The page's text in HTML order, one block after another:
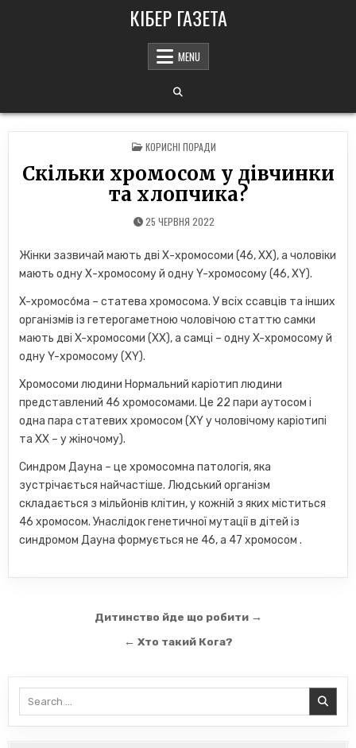
КІБЕР ГАЗЕТА
MENU
POSTED
IN
КОРИСНІ ПОРАДИ
Скільки хромосом у дівчинки
та хлопчика?
25 ЧЕРВНЯ 2022
Жінки зазвичай мають дві Х-хромосоми (46, XX), а чоловіки
мають одну Х-хромосому й одну Y-хромосому (46, XY).
X-хромосо́ма – статева хромосома. У всіх ссавців та інших
організмів із гетерогаметною чоловічою статтю самки
мають дві X-хромосоми (XX), а самці – одну X-хромосому й
одну Y-хромосому (XY).
Хромосоми людини Нормальний каріотип людини
представлений 46 хромосомами. Це 22 пари аутосом і
одна пара статевих хромосом (XY у чоловічому каріотипі
та XX – у жіночому).
Синдром Дауна – це хромосомна патологія, яка
зустрічається найчастіше. Людський організм
складається з мільйонів клітин, у кожній з яких міститься
46 хромосом. Унаслідок генетичної мутації в дітей із
синдромом Дауна формується не 46, а 47 хромосом .
НавігаціяДитинство йде що робити →
← Хто такий Кога?